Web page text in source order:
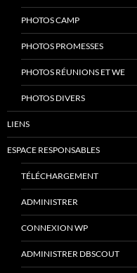
PHOTOS CAMP
PHOTOS PROMESSES
PHOTOS RÉUNIONS ET WE
PHOTOS DIVERS
LIENS
ESPACE RESPONSABLES
TÉLÉCHARGEMENT
ADMINISTRER
CONNEXION WP
ADMINISTRER DBSCOUT